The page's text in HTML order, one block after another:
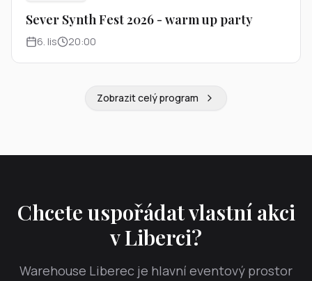
Sever Synth Fest 2026 - warm up party
6. lis 20:00
Zobrazit celý program
Chcete uspořádat vlastní akci
v Liberci?
Warehouse Liberec je hlavní eventový prostor